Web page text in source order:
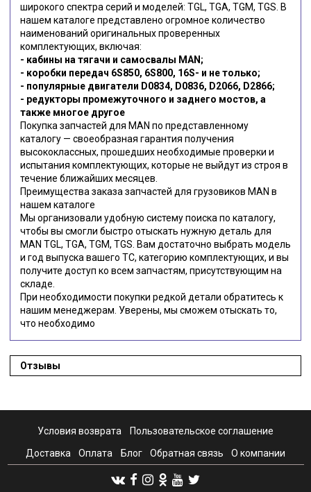
широкого спектра серий и моделей: TGL, TGA, TGM, TGS. В
нашем каталоге представлено огромное количество
наименований оригинальных проверенных
комплектующих, включая:
- кабины на тягачи и самосвалы MAN;
- коробки передач 6S850, 6S800, 16S- и не только;
- популярные двигатели D0834, D0836, D2066, D2866;
- редукторы промежуточного и заднего мостов, а
также многое другое
Покупка запчастей для MAN по представленному
каталогу — своеобразная гарантия получения
высококлассных, прошедших необходимые проверки и
испытания комплектующих, которые не выйдут из строя в
течение ближайших месяцев.
Преимущества заказа запчастей для грузовиков MAN в
нашем каталоге
Мы организовали удобную систему поиска по каталогу,
чтобы вы смогли быстро отыскать нужную деталь для
MAN TGL, TGA, TGM, TGS. Вам достаточно выбрать модель
и год выпуска вашего ТС, категорию комплектующих, и вы
получите доступ ко всем запчастям, присутствующим на
складе.
При необходимости покупки редкой детали обратитесь к
нашим менеджерам. Уверены, мы сможем отыскать то,
что необходимо
Отзывы
Условия возврата Пользовательское соглашение
Доставка Оплата Блог Обратная связь О компании